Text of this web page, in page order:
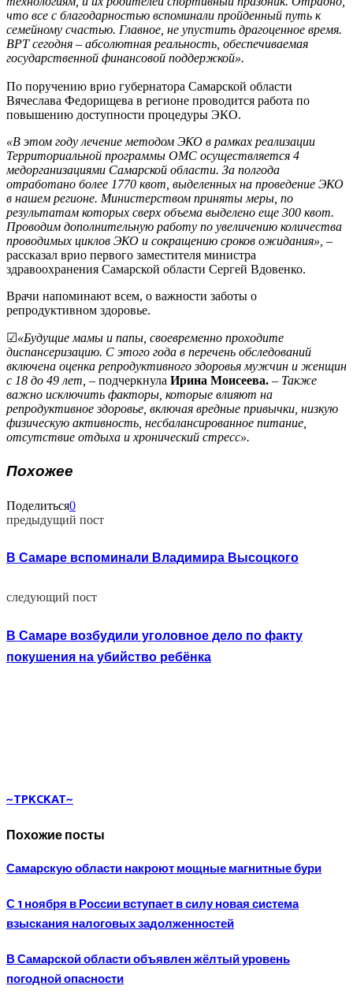
что все с благодарностью вспоминали пройденный путь к
семейному счастью. Главное, не упустить драгоценное время.
ВРТ сегодня – абсолютная реальность, обеспечиваемая
государственной финансовой поддержкой».
По поручению врио губернатора Самарской области
Вячеслава Федорищева в регионе проводится работа по
повышению доступности процедуры ЭКО.
«В этом году лечение методом ЭКО в рамках реализации
Территориальной программы ОМС осуществляется 4
медорганизациями Самарской области. За полгода
отработано более 1770 квот, выделенных на проведение ЭКО
в нашем регионе. Министерством приняты меры, по
результатам которых сверх объема выделено еще 300 квот.
Проводим дополнительную работу по увеличению количества
проводимых циклов ЭКО и сокращению сроков ожидания», –
рассказал врио первого заместителя министра
здравоохранения Самарской области Сергей Вдовенко.
Врачи напоминают всем, о важности заботы о
репродуктивном здоровье.
☑«Будущие мамы и папы, своевременно проходите
диспансеризацию. С этого года в перечень обследований
включена оценка репродуктивного здоровья мужчин и женщин
с 18 до 49 лет, – подчеркнула Ирина Моисеева. – Также
важно исключить факторы, которые влияют на
репродуктивное здоровье, включая вредные привычки, низкую
физическую активность, несбалансированное питание,
отсутствие отдыха и хронический стресс».
Похожее
Поделиться0
предыдущий пост
В Самаре вспоминали Владимира Высоцкого
следующий пост
В Самаре возбудили уголовное дело по факту
покушения на убийство ребёнка
~TPKCKAT~
Похожие посты
Самарскую области накроют мощные магнитные бури
С 1 ноября в России вступает в силу новая система
взыскания налоговых задолженностей
В Самарской области объявлен жёлтый уровень
погодной опасности